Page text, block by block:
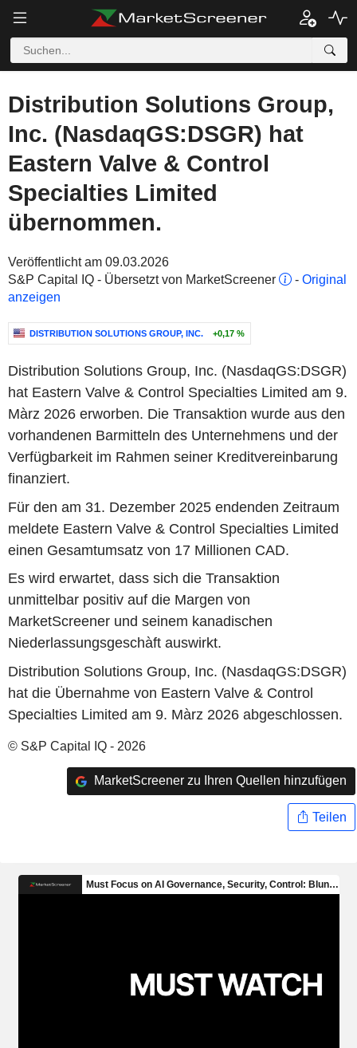
Distribution Solutions Group,
Inc. (NasdaqGS:DSGR) hat
Eastern Valve & Control
Specialties Limited
übernommen.
Veröffentlicht am 09.03.2026
S&P Capital IQ - Übersetzt von MarketScreener
- Original
anzeigen
DISTRIBUTION SOLUTIONS GROUP, INC. +0,17 %
Distribution Solutions Group, Inc. (NasdaqGS:DSGR)
hat Eastern Valve & Control Specialties Limited am 9.
Màrz 2026 erworben. Die Transaktion wurde aus den
vorhandenen Barmitteln des Unternehmens und der
Verfügbarkeit im Rahmen seiner Kreditvereinbarung
finanziert.
Für den am 31. Dezember 2025 endenden Zeitraum
meldete Eastern Valve & Control Specialties Limited
einen Gesamtumsatz von 17 Millionen CAD.
Es wird erwartet, dass sich die Transaktion
unmittelbar positiv auf die Margen von
MarketScreener und seinem kanadischen
Niederlassungsgeschàft auswirkt.
Distribution Solutions Group, Inc. (NasdaqGS:DSGR)
hat die Übernahme von Eastern Valve & Control
Specialties Limited am 9. Màrz 2026 abgeschlossen.
© S&P Capital IQ - 2026
MarketScreener zu Ihren Quellen hinzufügen
Teilen